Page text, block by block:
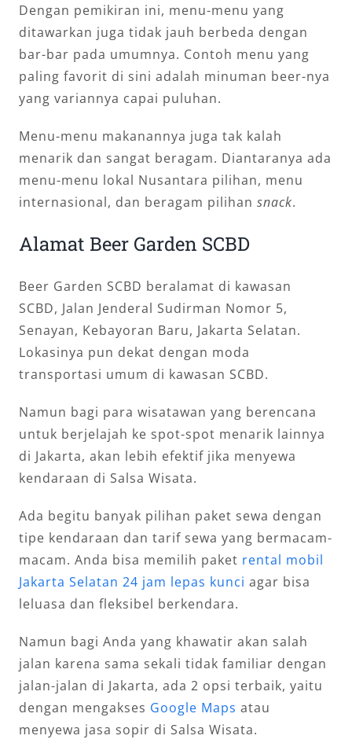
Dengan pemikiran ini, menu-menu yang
ditawarkan juga tidak jauh berbeda dengan
bar-bar pada umumnya. Contoh menu yang
paling favorit di sini adalah minuman beer-nya
yang variannya capai puluhan.
Menu-menu makanannya juga tak kalah
menarik dan sangat beragam. Diantaranya ada
menu-menu lokal Nusantara pilihan, menu
internasional, dan beragam pilihan snack.
Alamat Beer Garden SCBD
Beer Garden SCBD beralamat di kawasan
SCBD, Jalan Jenderal Sudirman Nomor 5,
Senayan, Kebayoran Baru, Jakarta Selatan.
Lokasinya pun dekat dengan moda
transportasi umum di kawasan SCBD.
Namun bagi para wisatawan yang berencana
untuk berjelajah ke spot-spot menarik lainnya
di Jakarta, akan lebih efektif jika menyewa
kendaraan di Salsa Wisata.
Ada begitu banyak pilihan paket sewa dengan
tipe kendaraan dan tarif sewa yang bermacam-
macam. Anda bisa memilih paket rental mobil
Jakarta Selatan 24 jam lepas kunci agar bisa
leluasa dan fleksibel berkendara.
Namun bagi Anda yang khawatir akan salah
jalan karena sama sekali tidak familiar dengan
jalan-jalan di Jakarta, ada 2 opsi terbaik, yaitu
dengan mengakses Google Maps atau
menyewa jasa sopir di Salsa Wisata.